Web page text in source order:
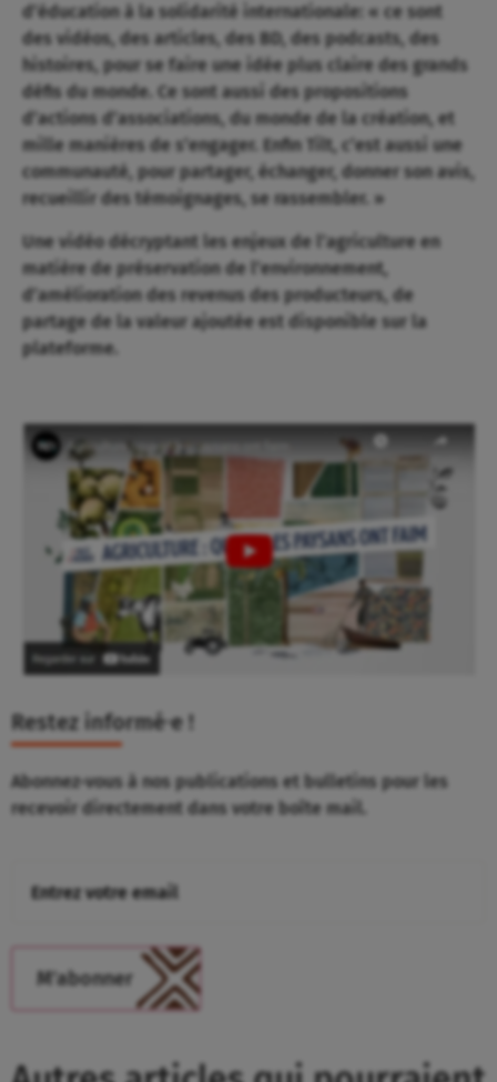
d’éducation à la solidarité internationale: « ce sont
des vidéos, des articles, des BD, des podcasts, des
histoires, pour se faire une idée plus claire des grands
défis du monde. Ce sont aussi des propositions
d’actions d’associations, du monde de la création, et
mille manières de s’engager. Enfin Tilt, c’est aussi une
communauté, pour partager, échanger, donner son avis,
recueillir des témoignages, se rassembler. »
Une vidéo décryptant les enjeux de l’agriculture en
matière de préservation de l’environnement,
d’amélioration des revenus des producteurs, de
partage de la valeur ajoutée est disponible sur la
plateforme.
Restez informé⸱e !
Abonnez-vous à nos publications et bulletins pour les
recevoir directement dans votre boîte mail.